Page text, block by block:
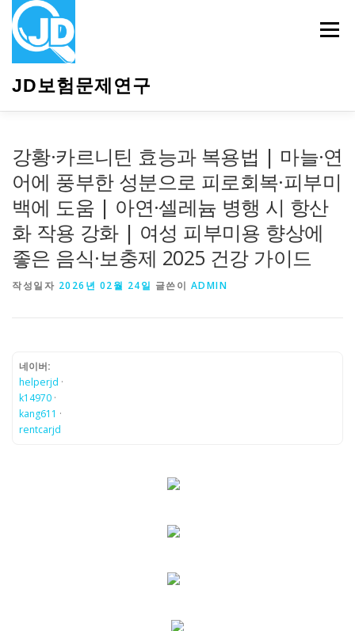
JD보험문제연구
메뉴
강황·카르니틴 효능과 복용법 | 마늘·연
어에 풍부한 성분으로 피로회복·피부미
백에 도움 | 아연·셀레늄 병행 시 항산
화 작용 강화 | 여성 피부미용 향상에
좋은 음식·보충제 2025 건강 가이드
작성일자 2026년 02월 24일 글쓴이 ADMIN
네이버:
helperjd ·
k14970 ·
kang611 ·
rentcarjd